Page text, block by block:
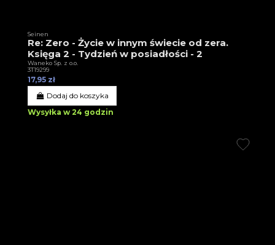
Seinen
Re: Zero - Życie w innym świecie od zera.
Księga 2 - Tydzień w posiadłości - 2
Waneko Sp. z o.o.
3T19299
17,95 zł
Dodaj do koszyka
Wysyłka w 24 godzin